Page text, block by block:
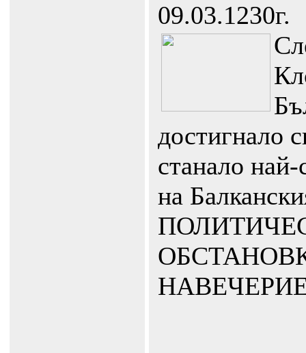
09.03.1230г.
достигнало
станало
на